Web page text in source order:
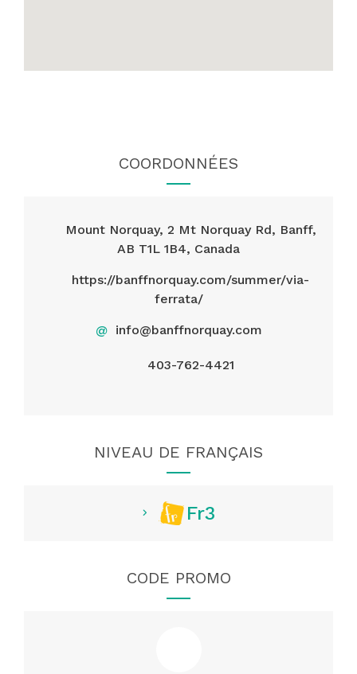
COORDONNÉES
Mount Norquay, 2 Mt Norquay Rd, Banff,
AB T1L 1B4, Canada
https://banffnorquay.com/summer/via-
ferrata/
@ info@banffnorquay.com
403-762-4421
NIVEAU DE FRANÇAIS
Fr3
CODE PROMO